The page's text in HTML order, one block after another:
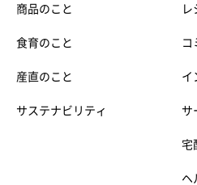
商品のこと
食育のこと
産直のこと
サステナビリティ
コ
イ
サ
宅
ヘ